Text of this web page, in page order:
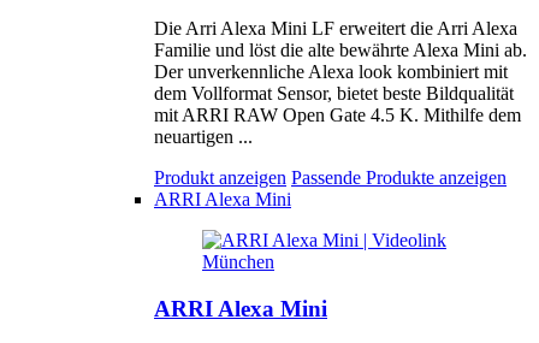
Die Arri Alexa Mini LF erweitert die Arri Alexa
Familie und löst die alte bewährte Alexa Mini ab.
Der unverkennliche Alexa look kombiniert mit
dem Vollformat Sensor, bietet beste Bildqualität
mit ARRI RAW Open Gate 4.5 K. Mithilfe dem
neuartigen ...
Produkt anzeigen Passende Produkte anzeigen
ARRI Alexa Mini
ARRI Alexa Mini